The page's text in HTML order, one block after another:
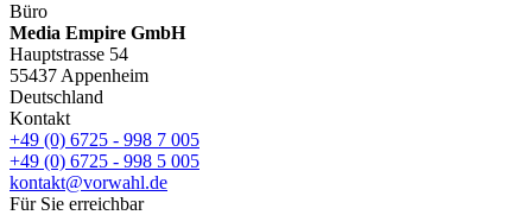
Büro
Media Empire GmbH
Hauptstrasse 54
55437 Appenheim
Deutschland
Kontakt
+49 (0) 6725 - 998 7 005
+49 (0) 6725 - 998 5 005
kontakt@vorwahl.de
Für Sie erreichbar